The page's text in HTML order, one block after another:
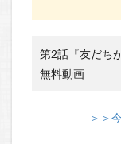
第2話『友だち
無料動画
＞＞